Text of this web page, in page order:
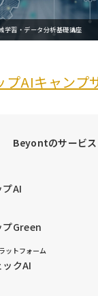
学習・データ分析基礎講座
プAIキャンプ
Beyontのサービス
プAI
プGreen
ットフォーム
クAI